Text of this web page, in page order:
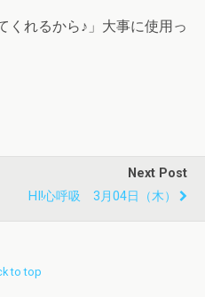
くれるから♪」大事に使用っ
Next Post
HI!心呼吸 3月04日（木）
to top